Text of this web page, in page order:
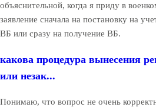
объяснительной, когда я приду в
заявление сначала на постановку на
ВБ или сразу на получение ВБ.
какова процедура вынесения
или незак...
Понимаю, что вопрос не очень